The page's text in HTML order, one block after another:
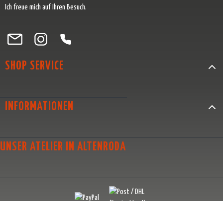
Ich freue mich auf Ihren Besuch.
Besuche uns auf Facebook – öffnet in neuem Tab (externer Link)
Schau auf Instagram vorbei – öffnet in neuem Tab (externer Link)
Lass dich auf Pinterest inspirieren – öffnet in neuem Tab
Folge uns auf X – öffnet in neuem Tab (externer Link)
SHOP SERVICE
INFORMATIONEN
UNSER ATELIER IN ALTENRODA